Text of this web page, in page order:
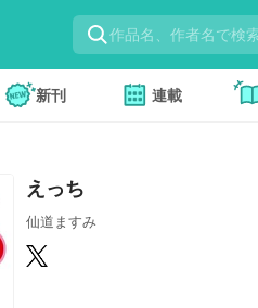
新刊 連載
えっち
仙道ますみ